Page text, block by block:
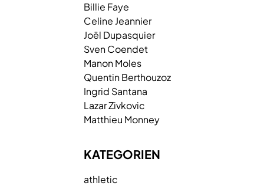
Billie Faye
Celine Jeannier
Joël Dupasquier
SvenCoendet
ManonMoles
QuentinBerthouzoz
Ingrid Santana
LazarZivkovic
Matthieu Monney
KATEGORIEN
athletic